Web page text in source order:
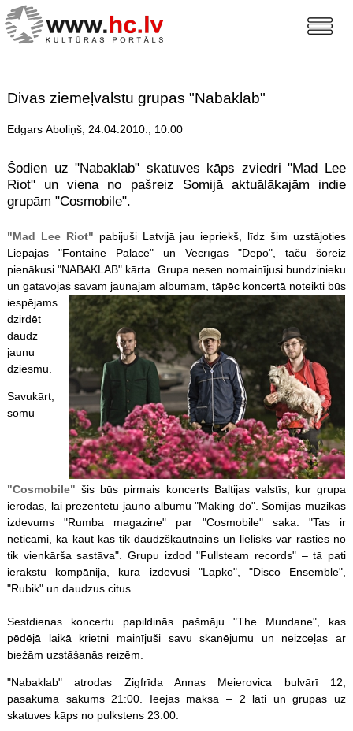
Divas ziemeļvalstu grupas "Nabaklab"
Edgars Āboliņš, 24.04.2010., 10:00
Šodien uz "Nabaklab" skatuves kāps zviedri "Mad Lee
Riot" un viena no pašreiz Somijā aktuālākajām indie
grupām "Cosmobile".
"Mad Lee Riot" pabijuši Latvijā jau iepriekš, līdz šim uzstājoties
Liepājas "Fontaine Palace" un Vecrīgas "Depo", taču šoreiz
pienākusi "NABAKLAB" kārta. Grupa nesen nomainījusi bundzinieku
un gatavojas savam jaunajam albumam, tāpēc koncertā noteikti būs
iespējams
dzirdēt
daudz
jaunu
dziesmu.
Savukārt,
somu
"Cosmobile" šis būs pirmais koncerts Baltijas valstīs, kur grupa
ierodas, lai prezentētu jauno albumu "Making do". Somijas mūzikas
izdevums "Rumba magazine" par "Cosmobile" saka: "Tas ir
neticami, kā kaut kas tik daudzšķautnains un lielisks var rasties no
tik vienkārša sastāva". Grupu izdod "Fullsteam records" – tā pati
ierakstu kompānija, kura izdevusi "Lapko", "Disco Ensemble",
"Rubik" un daudzus citus.
Sestdienas koncertu papildinās pašmāju "The Mundane", kas
pēdējā laikā krietni mainījuši savu skanējumu un neizceļas ar
biežām uzstāšanās reizēm.
"Nabaklab" atrodas Zigfrīda Annas Meierovica bulvārī 12,
pasākuma sākums 21:00. Ieejas maksa – 2 lati un grupas uz
skatuves kāps no pulkstens 23:00.